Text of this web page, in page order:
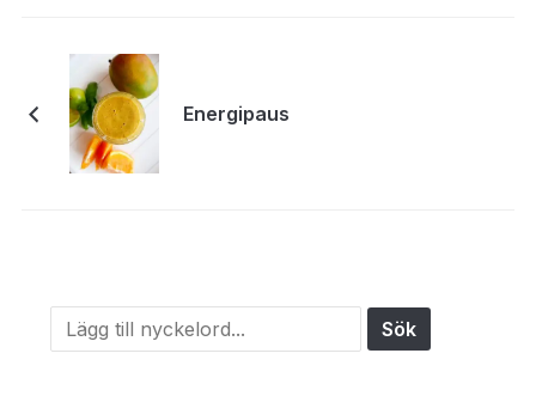
Energipaus